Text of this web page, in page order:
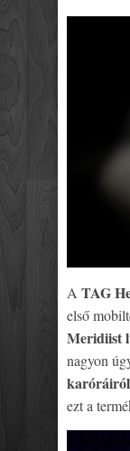
A TAG
első
Meridiist
nagyon
ezt a